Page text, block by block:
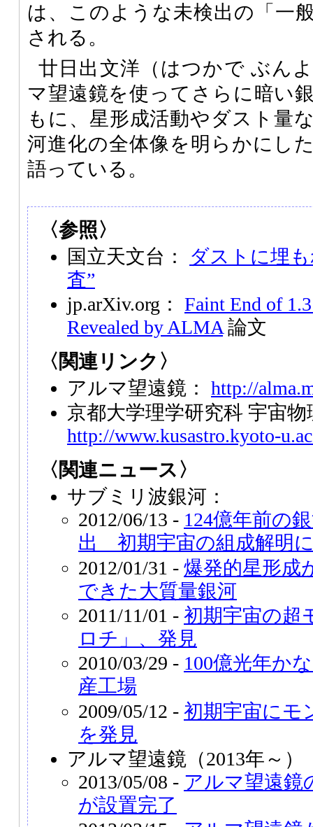
は、このような未検出の「一
される。
廿日出文洋（はつかで ぶん
マ望遠鏡を使ってさらに暗い
もに、星形成活動やダスト量
河進化の全体像を明らかにし
語っている。
〈参照〉
国立天文台： ダストに埋
査”
jp.arXiv.org： Faint End of
Revealed by ALMA 論文
〈関連リンク〉
アルマ望遠鏡： http://
京都大学理学研究科 宇宙
http://www.kusastro.kyoto-
〈関連ニュース〉
サブミリ波銀河：
2012/06/13 - 124億年前の
出 初期宇宙の組成解明
2012/01/31 - 爆発的星形成
できた大質量銀河
2011/11/01 - 初期宇宙の超
ロチ」、発見
2010/03/29 - 100億光年か
産工場
2009/05/12 - 初期宇宙にモ
を発見
アルマ望遠鏡（2013年～）
2013/05/08 - アルマ望遠鏡
が設置完了